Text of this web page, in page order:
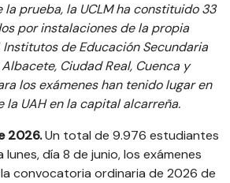
la prueba, la UCLM ha constituido 33
por instalaciones de la propia
Institutos de Educación Secundaria
Ciudad Real, Cuenca y
los exámenes han tenido lugar en
la UAH en la capital alcarreña.
2026.Un total de 9.976 estudiantes
día 8 de junio, los exámenes
convocatoria ordinaria de 2026 de